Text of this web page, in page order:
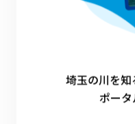
埼玉の川を
ポータ